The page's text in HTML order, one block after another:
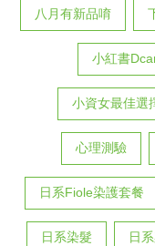
八月有新品唷
小紅書
小資女最佳選
心理測驗
日系Fiole染護套餐
日系染髮 日